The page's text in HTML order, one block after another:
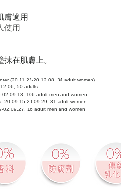
膚適用
使用
在肌膚上。
(20.11.23-20.12.08, 34 adult women)
50 adults
02.09.13, 106 adult men and women
20.09.15-20.09.29, 31 adult women
02.09.27, 16 adult men and women